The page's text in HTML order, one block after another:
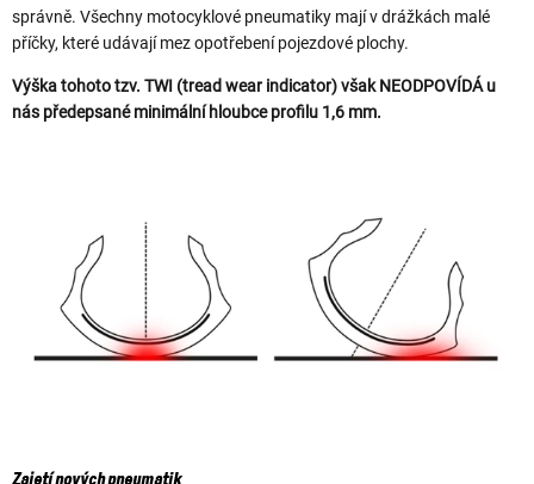
správně. Všechny motocyklové pneumatiky mají v drážkách malé
příčky, které udávají mez opotřebení pojezdové plochy.
Výška tohoto tzv. TWI (tread wear indicator) však NEODPOVÍDÁ u
nás předepsané minimální hloubce profilu 1,6 mm.